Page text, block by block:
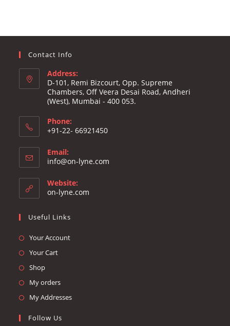
Contact Info
Address:
D-101, Remi Bizcourt, Opp. Supreme
Chambers, Off Veera Desai Road, Andheri
(West), Mumbai - 400 053.
Phone:
+91-22- 66921450
Email:
info@on-lyne.com
Website:
on-lyne.com
Useful Links
Your AccountOpens
Your CartOpens
tab
ShopOpens
in
a
tab
My ordersOpens
in
new
My AddressesOpens
Follow Us